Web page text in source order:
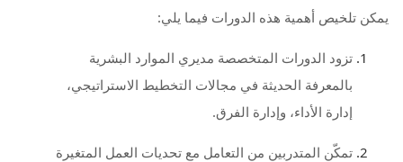
يمكن تلخيص أهمية هذه الدورات فيما يلي:
تزود الدورات المتخصصة مديري الموارد البشرية
بالمعرفة الحديثة في مجالات التخطيط الاستراتيجي،
إدارة الأداء، وإدارة الفرق.
تمكّن المتدربين من التعامل مع تحديات العمل المتغيرة